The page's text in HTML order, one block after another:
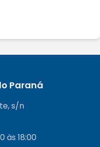
Paraná
s/n
às 18:00